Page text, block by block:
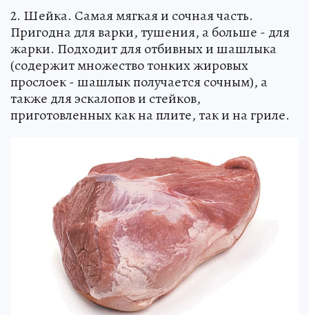
2. Шейка. Самая мягкая и сочная часть.
Пригодна для варки, тушения, а больше - для
жарки. Подходит для отбивных и шашлыка
(содержит множество тонких жировых
прослоек - шашлык получается сочным), а
также для эскалопов и стейков,
приготовленных как на плите, так и на гриле.